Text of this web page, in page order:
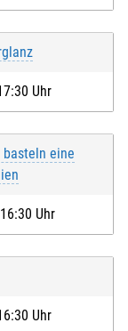
Uhr
basteln eine
Uhr
Uhr